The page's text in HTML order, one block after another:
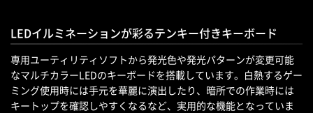
LEDイルミネーションが彩るテンキー付きキーボード
専用ユーティリティソフトから発光色や発光パターンが変更可能
なマルチカラーLEDのキーボードを搭載しています。白熱するゲー
ミング使用時には手元を華麗に演出したり、暗所での作業時には
キートップを確認しやすくなるなど、実用的な機能となっていま